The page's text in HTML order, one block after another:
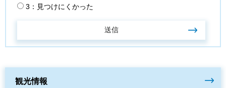
3：見つけにくかった
観光情報